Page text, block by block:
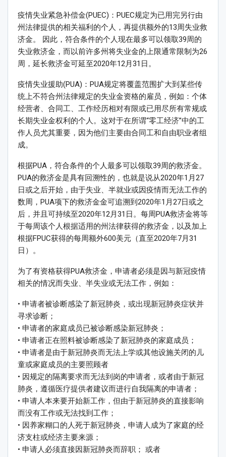
疫情失业紧急补偿金(PUEC)：PUEC规定为已用完另行由
州法律提供的相关福利的个人，再提供额外的13周失业救
济金。 因此，符合条件的个人现在最多可以领取39周的
失业救济金，而以前许多州将失业金的上限通常限制为26
周，延长救济金可延至2020年12月31日。
疫情失业援助(PUA)：PUA规定将覆盖范围扩大到某些传
统上不符合州法律规定的失业金资格的雇员，例如：个体
经营者、合同工、工作经历相对有限或已用尽所有常规或
长期失业金权利的个人。这对于在所谓“零工经济”中的工
作人员尤其重要，因为他们主要由合同工和自由职业者组
成。
根据PUA，符合条件的个人最多可以领取39周的救济金。
PUA的救济金是具有回溯性的，也就是说从2020年1月27
日或之后开始，由于失业、半就业或因疫情而无法工作的
数周，PUA项下的救济金金可追溯到2020年1月27日或之
后，并且可持续至2020年12月31日。每周PUA救济金将等
于每周该个人根据适用的州法律获得的救济金，以及加上
根据FPUC获得的每周额外600美元（直至2020年7月31
日）。
为了有资格获得PUA救济金，申请者必须是因与新冠疫情
相关的情况而失业、半失业或无法工作，例如：
• 申请者被诊断感染了新冠肺炎，或出现新冠肺炎症状并
寻求诊断；
• 申请者的家庭成员已被诊断感染新冠肺炎；
• 申请者正在照料被诊断感染了新冠肺炎的家庭成员；
• 申请者是由于新冠肺炎而无法上学或其他设施关闭的儿
童或家庭成员的主要照顾者
• 因规定的隔离要求而无法到岗的申请者，或者由于新冠
肺炎，遵循医疗提供者建议而进行自我隔离的申请者；
• 申请人本来要开始新工作，但由于新冠肺炎的直接影响
而没有工作或无法找到工作；
• 因养家糊口的人死于新冠肺炎，申请人成为了家庭的经
济支柱或经济主要来源；
• 申请人必须直接因新冠肺炎而辞职； 或者